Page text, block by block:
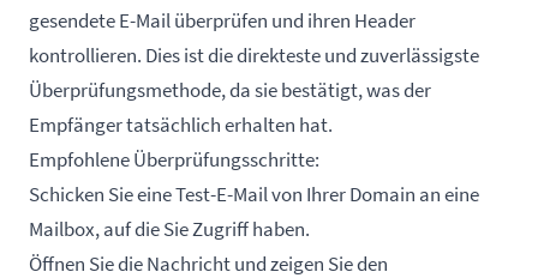
gesendete E-Mail überprüfen und ihren Header
kontrollieren. Dies ist die direkteste und zuverlässigste
Überprüfungsmethode, da sie bestätigt, was der
Empfänger tatsächlich erhalten hat.
Empfohlene Überprüfungsschritte:
Schicken Sie eine Test-E-Mail von Ihrer Domain an eine
Mailbox, auf die Sie Zugriff haben.
Öffnen Sie die Nachricht und zeigen Sie den